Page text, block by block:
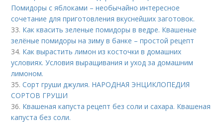
Помидоры с яблоками – необычайно интересное
сочетание для приготовления вкуснейших заготовок.
33. Как квасить зеленые помидоры в ведре. Квашеные
зелёные помидоры на зиму в банке – простой рецепт
34. Как вырастить лимон из косточки в домашних
условиях. Условия выращивания и уход за домашним
лимоном.
35.Сорт груши джулия. НАРОДНАЯ ЭНЦИКЛОПЕДИЯ
СОРТОВ ГРУШИ
36. Квашеная капуста рецепт без соли и сахара. Квашеная
капуста без соли.